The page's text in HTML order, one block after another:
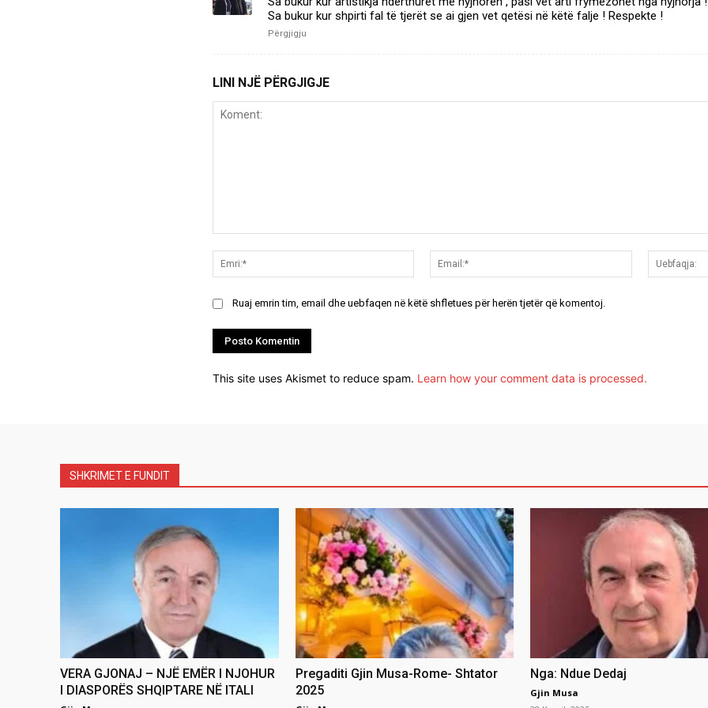
Sa bukur kur shpirti fal të tjerët se ai gjen vet qetësi në këtë falje ! Respekte !
Përgjigju
LINI NJË PËRGJIGJE
Emri:*
Email:*
Ruaj emrin tim, email dhe uebfaqen në këtë shfletues për herën tjetër që komentoj.
This site uses Akismet to reduce spam. Learn how your comment data is processed.
SHKRIMET E FUNDIT
VERA GJONAJ – NJË EMËR I NJOHUR
I DIASPORËS SHQIPTARE NË ITALI
Pregaditi Gjin Musa-Rome- Shtator
2025
Nga: Ndue Dedaj
Gjin Musa